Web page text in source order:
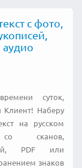
с фото,
аудио
суток,
Клиент! Наберу
на русском
сканов,
PDF или
знаков